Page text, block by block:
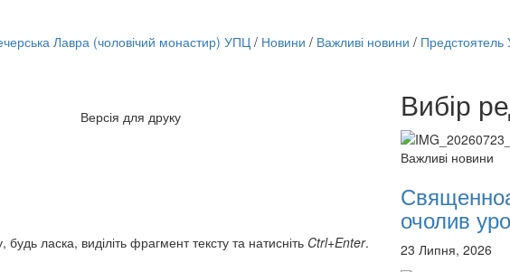
онлайн трансляції
12 сентября 2015
12 сентября 2015
12 сентября 2015
12 сентября 2015
12 сентября 2015
12 сентября 2015
12 сентября 2015
Лавра (чоловічий монастир) УПЦ/ Новини / Важливі новини / Предстоятель
Версія для друку
ласка, виділіть фрагмент тексту та натисніть Ctrl+Enter.
Вибір
Важливі новини
очолив
23 Липня, 2026